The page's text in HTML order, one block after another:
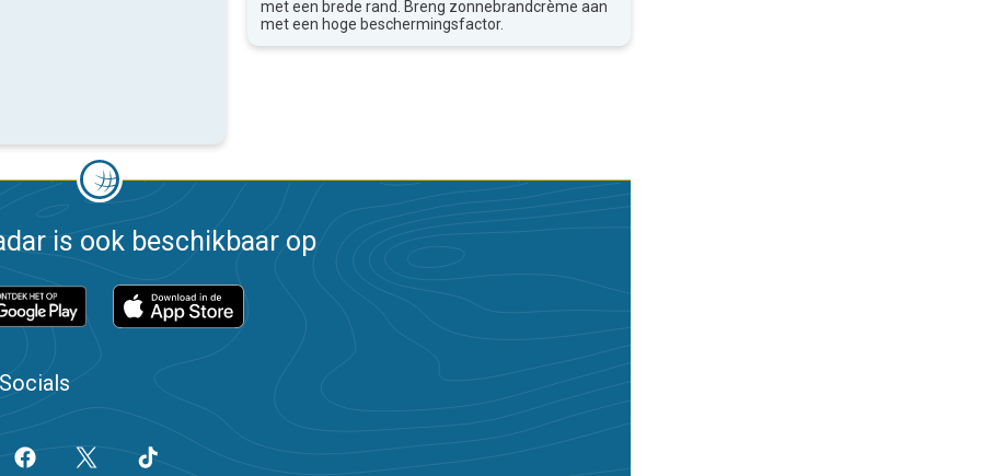
met een brede rand. Breng zonnebrandcrème aan
met een hoge beschermingsfactor.
is ook beschikbaar op
Socials